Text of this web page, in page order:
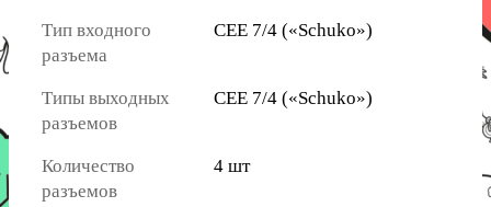
Тип входного
разъема
CEE 7/4 («Schuko»)
Типы выходных
разъемов
CEE 7/4 («Schuko»)
Количество
разъемов
4 шт